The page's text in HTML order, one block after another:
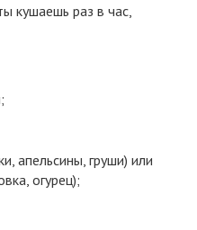
кушаешь раз в час,
апельсины, груши) или
огурец);